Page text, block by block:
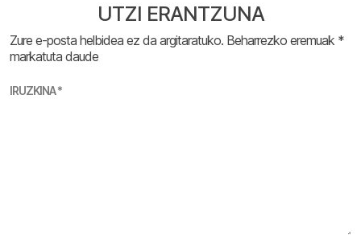
UTZI ERANTZUNA
Zure e-posta helbidea ez da argitaratuko. Beharrezko eremuak *
markatuta daude
IRUZKINA*